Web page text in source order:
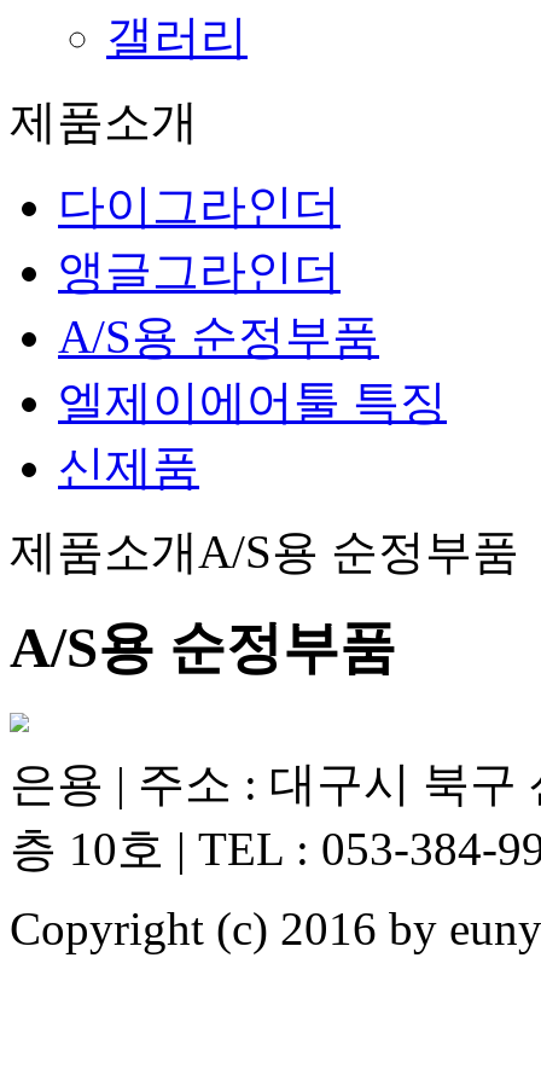
갤러리
제품소개
다이그라인더
앵글그라인더
A/S용 순정부품
엘제이에어툴 특징
신제품
제품소개A/S용 순정부품
A/S용 순정부품
은용 | 주소 : 대구시 북구
층 10호 | TEL : 053-384-
Copyright (c) 2016 by